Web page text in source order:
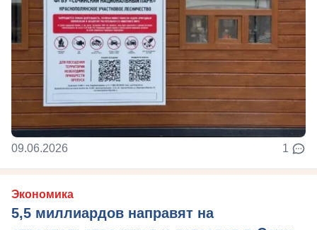
09.06.2026 1
Экономика
5,5 миллиардов направят на